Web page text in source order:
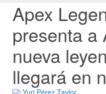
Apex
presenta a
nueva
llegará en
Yuri Pérez Taylor